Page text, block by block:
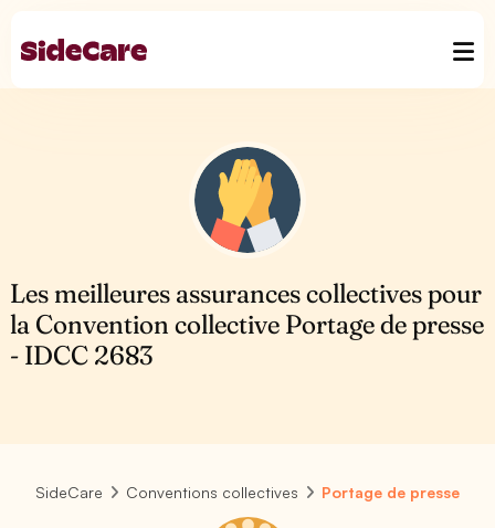
Les meilleures assurances collectives pour
la Convention collective Portage de presse
- IDCC 2683
SideCare Conventions collectives Portage de presse